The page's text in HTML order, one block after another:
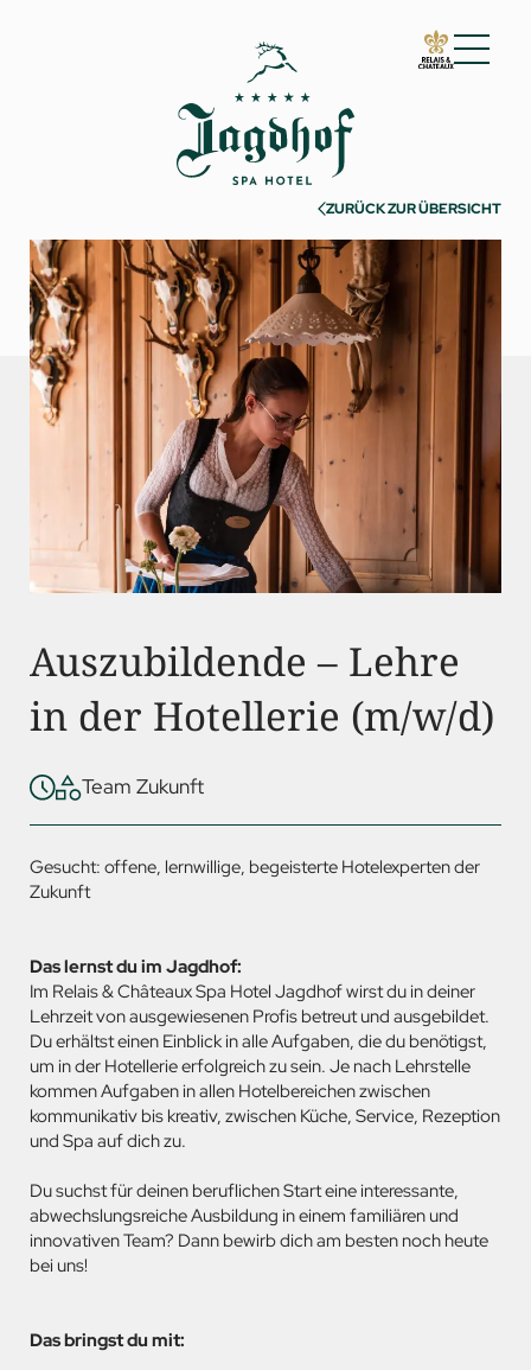
01 Der Jagdhof
02 Zimmer & Suiten
04 Spa & Fitness
05 Angebote
06 Aktivitäten
Warme Jahreszeit
Kalte Jahreszeit
Must-sees
Erlebnisse
07 Events
ZURÜCK ZUR ÜBERSICHT
Auszubildende – Lehre
in der Hotellerie (m/w/d)
Team Zukunft
Gesucht: offene, lernwillige, begeisterte Hotelexperten der
Zukunft
Das lernst du im Jagdhof:
Im Relais & Châteaux Spa Hotel Jagdhof wirst du in deiner
Lehrzeit von ausgewiesenen Profis betreut und ausgebildet.
Du erhältst einen Einblick in alle Aufgaben, die du benötigst,
um in der Hotellerie erfolgreich zu sein. Je nach Lehrstelle
kommen Aufgaben in allen Hotelbereichen zwischen
kommunikativ bis kreativ, zwischen Küche, Service, Rezeption
und Spa auf dich zu.
Du suchst für deinen beruflichen Start eine interessante,
abwechslungsreiche Ausbildung in einem familiären und
innovativen Team? Dann bewirb dich am besten noch heute
bei uns!
Das bringst du mit: